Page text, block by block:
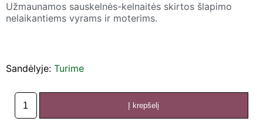
Užmaunamos sauskelnės-kelnaitės skirtos šlapimo
nelaikantiems vyrams ir moterims.
Sandėlyje: Turime
produkto
kiekis:
Į krepšelį